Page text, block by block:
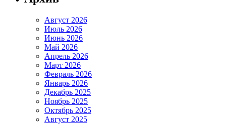
Август 2026
Июль 2026
Июнь 2026
Май 2026
Апрель 2026
Март 2026
Февраль 2026
Январь 2026
Декабрь 2025
Ноябрь 2025
Октябрь 2025
Август 2025